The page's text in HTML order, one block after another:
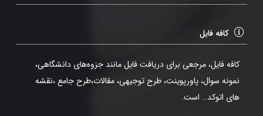
کافه فایل
کافه فایل، مرجعی برای دریافت فایل مانند جزوه‌های دانشگاهی،
نمونه سوال، پاورپوینت، طرح توجیهی، مقالات،طرح جامع ،نقشه
های اتوکد… است.